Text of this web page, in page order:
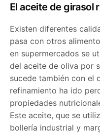
El aceite de girasol
Existen diferentes
pasa con otros
en supermercados se
del aceite de oliva por
sucede también con el
refinamiento ha ido
propiedades
Este aceite, que se
bollería industrial y